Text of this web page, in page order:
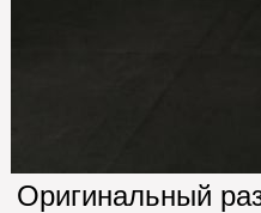
Оригинальный